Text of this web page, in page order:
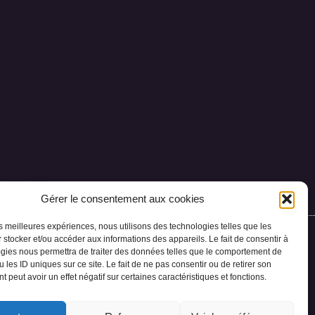
Gérer le consentement aux cookies
meilleures expériences, nous utilisons des technologies telles que les
stocker et/ou accéder aux informations des appareils. Le fait de consentir à
nous permettra de traiter des données telles que le comportement de
les ID uniques sur ce site. Le fait de ne pas consentir ou de retirer son
peut avoir un effet négatif sur certaines caractéristiques et fonctions.
Contact